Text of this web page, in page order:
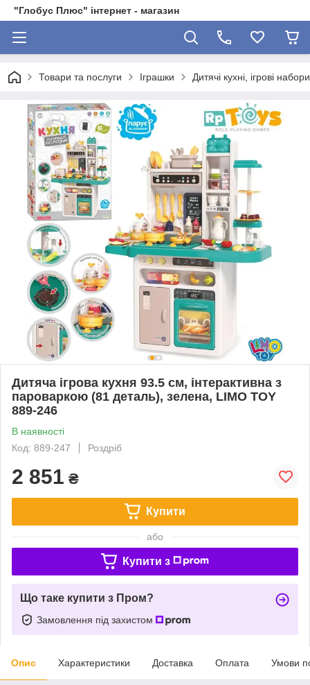
"Глобус Плюс" інтернет - магазин
Товари та послуги Іграшки Дитячі кухні, ігрові
Дитяча ігрова кухня 93.5 см, інтерактивна з
пароваркою (81 деталь), зелена, LIMO TOY
889-246
В наявності
Код: 889-247
Роздріб
2 851 ₴
Купити
або
Купити з
Що таке купити з Пром?
Замовлення під захистом
Опис Характеристики Доставка Оплата Умови